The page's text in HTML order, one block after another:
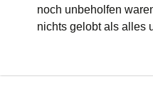
noch unbeholfen
nichts gelobt als alles